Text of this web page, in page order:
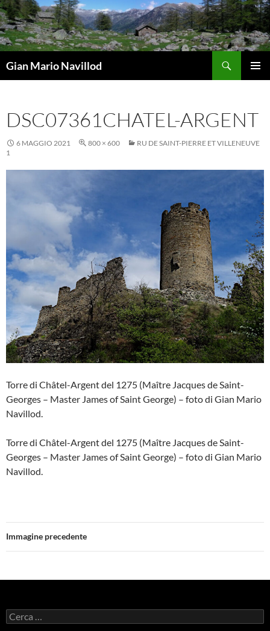
Vai
al
contenuto
Gian Mario Navillod
DSC07361CHATEL-ARGENT
6 MAGGIO 2021 800 × 600
RU DE SAINT-PIERRE ET VILLENEUVE
1
Torre di Châtel-Argent del 1275 (Maître Jacques de Saint-
Georges – Master James of Saint George) – foto di Gian Mario
Navillod.
Torre di Châtel-Argent del 1275 (Maître Jacques de Saint-
Georges – Master James of Saint George) – foto di Gian Mario
Navillod.
Immagine precedente
Ricerca
per: